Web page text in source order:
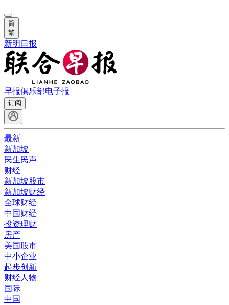
简
繁
新明日报
早报俱乐部电子报
订阅
最新
新加坡
民生民声
财经
新加坡股市
新加坡财经
全球财经
中国财经
投资理财
房产
美国股市
中小企业
起步创新
财经人物
国际
中国